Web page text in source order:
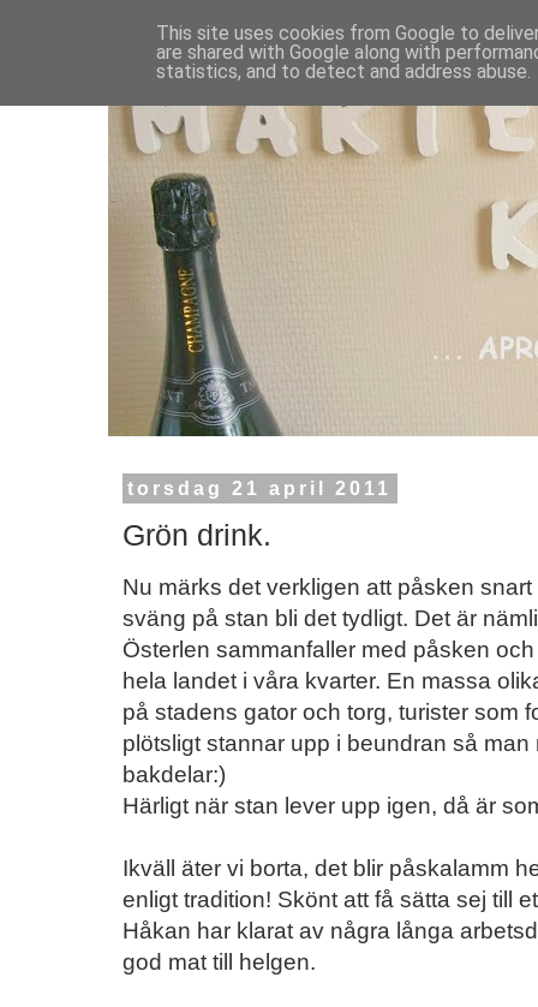
torsdag 21 april 2011
Grön drink.
Nu märks det verkligen att påsken
sväng på stan bli det tydligt. Det är
Österlen sammanfaller med påsken
hela landet i våra kvarter. En massa
på stadens gator och torg, turister som
plötsligt stannar upp i beundran så
bakdelar:)
Härligt när stan lever upp igen, då är
Ikväll äter vi borta, det blir påskalamm
enligt tradition! Skönt att få sätta sej till
Håkan har klarat av några långa
god mat till helgen.
This site uses cookies from Google to
are shared with Google along with
statistics, and to detect and address abuse.